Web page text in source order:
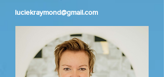
luciekraymond@gmail.com